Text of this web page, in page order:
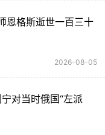
恩格斯逝世一百三十
2026-08-05
对当时俄国“左派